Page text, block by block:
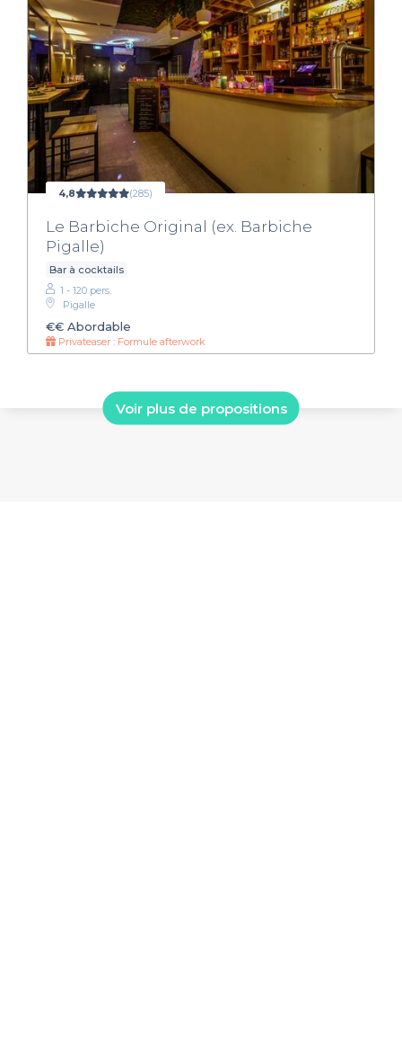
4,8 (285)
Le Barbiche Original (ex. Barbiche
Pigalle)
Bar à cocktails
1 - 120 pers.
Pigalle
€€ Abordable
Privateaser : Formule afterwork
Voir plus de propositions